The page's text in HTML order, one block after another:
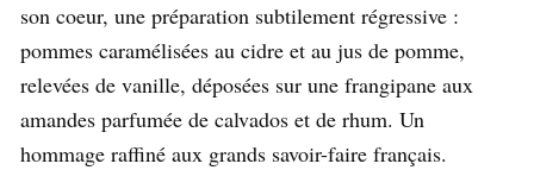
son coeur, une préparation subtilement régressive :
pommes caramélisées au cidre et au jus de pomme,
relevées de vanille, déposées sur une frangipane aux
amandes parfumée de calvados et de rhum. Un
hommage raffiné aux grands savoir-faire français.